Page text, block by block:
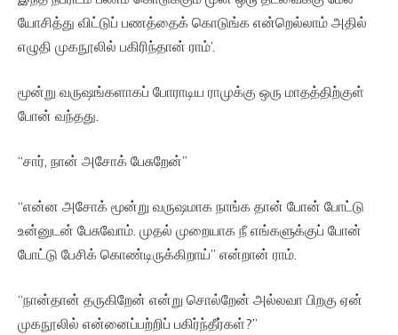
யோசித்து விட்டுப் பணத்தைக் கொடுங்க என்றெல்லாம் அதில்
எழுதி முகநூலில் பகிரிந்தான் ராம்’.
மூன்று வருஷங்களாகப் போராடிய ராமுக்கு ஒரு மாதத்திற்குள்
போன் வந்தது.
“சார், நான் அசோக் பேசுறேன்”
“என்ன அசோக் மூன்று வருஷமாக நாங்க தான் போன் போட்டு
உன்னுடன் பேசுவோம். முதல் முறையாக நீ எங்களுக்குப் போன்
போட்டு பேசிக் கொண்டிருக்கிறாய்” என்றான் ராம்.
“நான்தான் தருகிறேன் என்று சொல்றேன் அல்லவா பிறகு ஏன்
முகநூலில் என்னைப்பற்றிப் பகிர்ந்தீர்கள்?”